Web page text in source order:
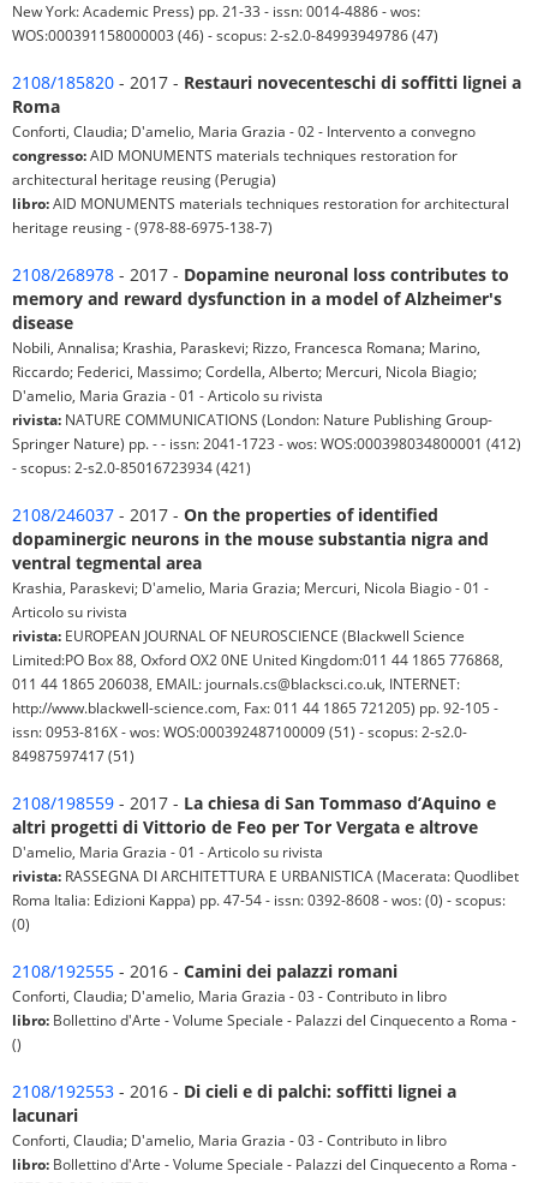
New York: Academic Press) pp. 21-33 - issn: 0014-4886 - wos:
WOS:000391158000003 (46) - scopus: 2-s2.0-84993949786 (47)
2108/185820 - 2017 - Restauri novecenteschi di soffitti lignei a
Roma
Conforti, Claudia; D'amelio, Maria Grazia - 02 - Intervento a convegno
congresso:AID MONUMENTS materials techniques restoration for
architectural heritage reusing (Perugia)
libro:AID MONUMENTS materials techniques restoration for architectural
heritage reusing - (978-88-6975-138-7)
2108/268978 - 2017 - Dopamine neuronal loss contributes to
memory and reward dysfunction in a model of Alzheimer's
disease
Nobili, Annalisa; Krashia, Paraskevi; Rizzo, Francesca Romana; Marino,
Riccardo; Federici, Massimo; Cordella, Alberto; Mercuri, Nicola Biagio;
D'amelio, Maria Grazia - 01 - Articolo su rivista
rivista: NATURE COMMUNICATIONS (London: Nature Publishing Group-
Springer Nature) pp. - - issn: 2041-1723 - wos: WOS:000398034800001 (412)
- scopus: 2-s2.0-85016723934 (421)
2108/246037 - 2017 - On the properties of identified
dopaminergic neurons in the mouse substantia nigra and
ventral tegmental area
Krashia, Paraskevi; D'amelio, Maria Grazia; Mercuri, Nicola Biagio - 01 -
Articolo su rivista
rivista: EUROPEAN JOURNAL OF NEUROSCIENCE (Blackwell Science
Limited:PO Box 88, Oxford OX2 0NE United Kingdom:011 44 1865 776868,
011 44 1865 206038, EMAIL: journals.cs@blacksci.co.uk, INTERNET:
http://www.blackwell-science.com, Fax: 011 44 1865 721205) pp. 92-105 -
issn: 0953-816X - wos: WOS:000392487100009 (51) - scopus: 2-s2.0-
84987597417 (51)
2108/198559 - 2017 - La chiesa di San Tommaso d’Aquino e
altri progetti di Vittorio de Feo per Tor Vergata e altrove
D'amelio, Maria Grazia - 01 - Articolo su rivista
rivista: RASSEGNA DI ARCHITETTURA E URBANISTICA (Macerata: Quodlibet
Roma Italia: Edizioni Kappa) pp. 47-54 - issn: 0392-8608 - wos: (0) - scopus:
(0)
2108/192555 - 2016 - Camini dei palazzi romani
Conforti, Claudia; D'amelio, Maria Grazia - 03 - Contributo in libro
libro: Bollettino d'Arte - Volume Speciale - Palazzi del Cinquecento a Roma -
()
2108/192553 - 2016 - Di cieli e di palchi: soffitti lignei a
lacunari
Conforti, Claudia; D'amelio, Maria Grazia - 03 - Contributo in libro
libro: Bollettino d'Arte - Volume Speciale - Palazzi del Cinquecento a Roma -